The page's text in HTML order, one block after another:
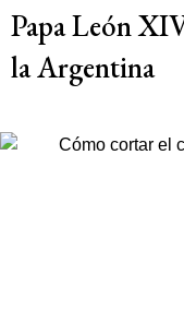
Papa León
la Argentina